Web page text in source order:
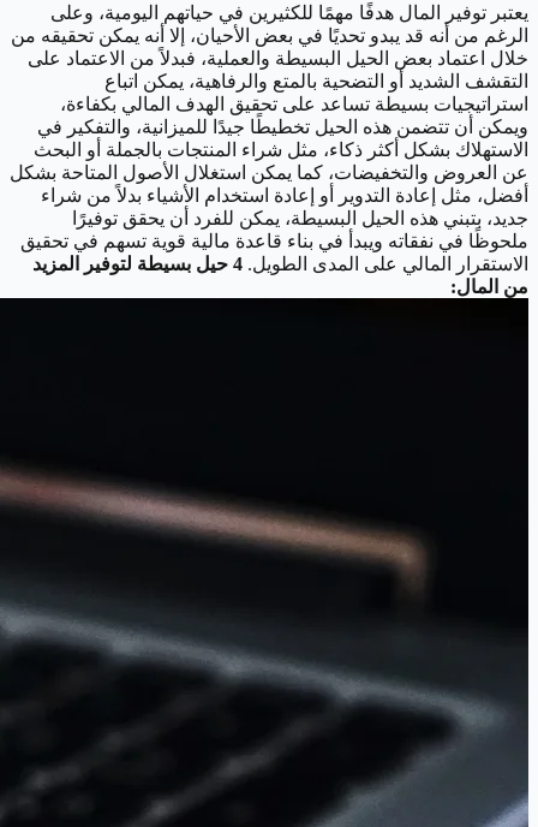
يعتبر توفير المال هدفًا مهمًا للكثيرين في حياتهم اليومية، وعلى
الرغم من أنه قد يبدو تحديًا في بعض الأحيان، إلا أنه يمكن تحقيقه من
خلال اعتماد بعض الحيل البسيطة والعملية، فبدلاً من الاعتماد على
التقشف الشديد أو التضحية بالمتع والرفاهية، يمكن اتباع
استراتيجيات بسيطة تساعد على تحقيق الهدف المالي بكفاءة،
ويمكن أن تتضمن هذه الحيل تخطيطًا جيدًا للميزانية، والتفكير في
الاستهلاك بشكل أكثر ذكاء، مثل شراء المنتجات بالجملة أو البحث
عن العروض والتخفيضات، كما يمكن استغلال الأصول المتاحة بشكل
أفضل، مثل إعادة التدوير أو إعادة استخدام الأشياء بدلاً من شراء
جديد، بتبني هذه الحيل البسيطة، يمكن للفرد أن يحقق توفيرًا
ملحوظًا في نفقاته ويبدأ في بناء قاعدة مالية قوية تسهم في تحقيق
الاستقرار المالي على المدى الطويل.
4 حيل بسيطة لتوفير المزيد
من المال: